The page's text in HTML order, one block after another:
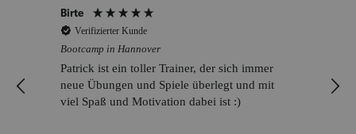
Birte
Verifizierter Kunde
Bootcamp in Hannover
Patrick ist ein toller Trainer, der sich immer
neue Übungen und Spiele überlegt und mit
viel Spaß und Motivation dabei ist :)